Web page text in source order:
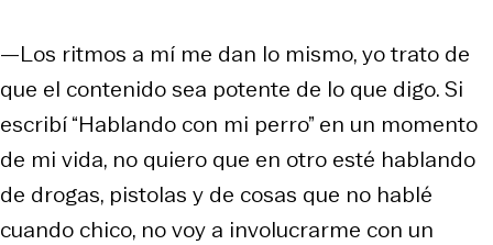
—Los ritmos a mí me dan lo mismo, yo trato de
que el contenido sea potente de lo que digo. Si
escribí “Hablando con mi perro” en un momento
de mi vida, no quiero que en otro esté hablando
de drogas, pistolas y de cosas que no hablé
cuando chico, no voy a involucrarme con un